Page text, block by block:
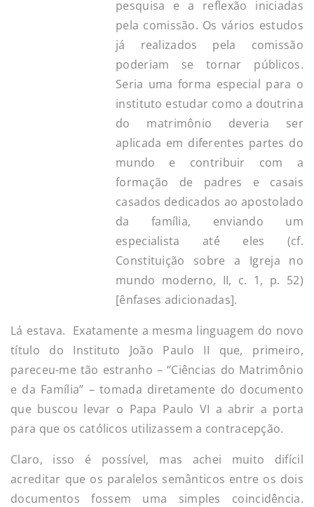
pesquisa e a reflexão iniciadas
pela comissão. Os vários estudos
já realizados pela comissão
poderiam se tornar públicos.
Seria uma forma especial para o
instituto estudar como a doutrina
do matrimônio deveria ser
aplicada em diferentes partes do
mundo e contribuir com a
formação de padres e casais
casados dedicados ao apostolado
da família, enviando um
especialista até eles (cf.
Constituição sobre a Igreja no
mundo moderno, II, c. 1, p. 52)
[ênfases adicionadas].
Lá estava. Exatamente a mesma linguagem do novo
título do Instituto João Paulo II que, primeiro,
pareceu-me tão estranho – “Ciências do Matrimônio
e da Família” – tomada diretamente do documento
que buscou levar o Papa Paulo VI a abrir a porta
para que os católicos utilizassem a contracepção.
Claro, isso é possível, mas achei muito difícil
acreditar que os paralelos semânticos entre os dois
documentos fossem uma simples coincidência.